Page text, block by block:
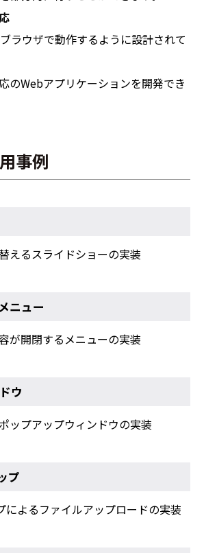
ラウザで動作するように設計されて
のWebアプリケーションを開発でき
事例
えるスライドショーの実装
ニュー
が開閉するメニューの実装
ウ
ップアップウィンドウの実装
プ
によるファイルアップロードの実装